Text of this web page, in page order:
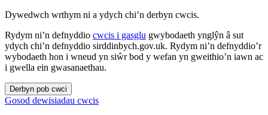
Dywedwch wrthym ni a ydych chi’n derbyn cwcis.
Rydym ni’n defnyddio cwcis i gasglu gwybodaeth ynglŷn â sut
ydych chi’n defnyddio sirddinbych.gov.uk. Rydym ni’n defnyddio’r
wybodaeth hon i wneud yn siŵr bod y wefan yn gweithio’n iawn ac
i gwella ein gwasanaethau.
Derbyn pob cwci
Gosod dewisiadau cwcis